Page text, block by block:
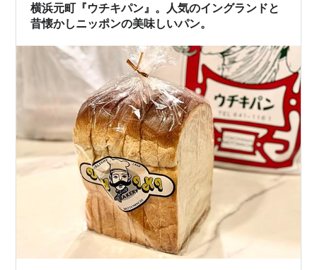
横浜元町『ウチキパン』。人気のイングランドと
昔懐かしニッポンの美味しいパン。